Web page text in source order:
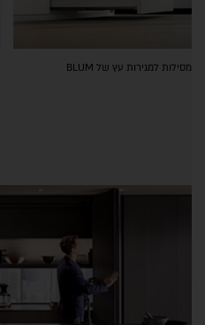
מסילות למגירות עץ של BLUM